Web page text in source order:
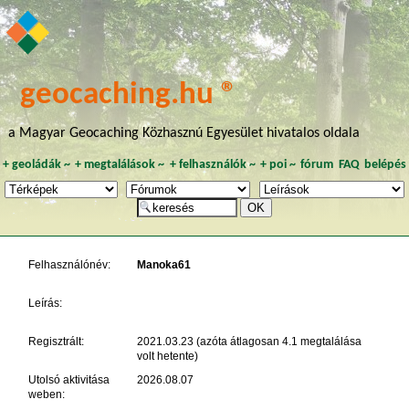
geocaching.hu ®
a Magyar Geocaching Közhasznú Egyesület hivatalos oldala
+ geoládák~ +megtalálások ~ + felhasználók~ + poi~ fórum FAQ belépés
Felhasználónév: Manoka61
Leírás:
Regisztrált:
2021.03.23 (azóta átlagosan 4.1 megtalálása
volt hetente)
Utolsó aktivitása
weben:
2026.08.07